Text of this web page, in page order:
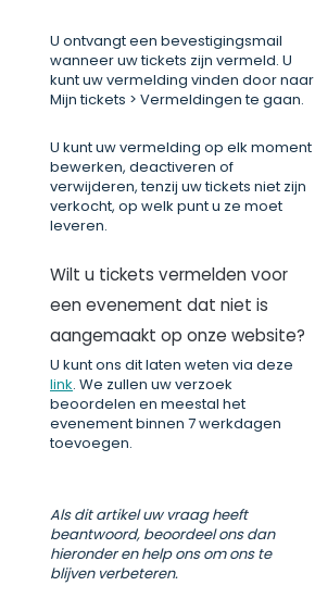
U ontvangt een bevestigingsmail
wanneer uw tickets zijn vermeld. U
kunt uw vermelding vinden door naar
Mijn tickets > Vermeldingen te gaan.
U kunt uw vermelding op elk moment
bewerken, deactiveren of
verwijderen, tenzij uw tickets niet zijn
verkocht, op welk punt u ze moet
leveren.
Wilt u tickets vermelden voor
een evenement dat niet is
aangemaakt op onze website?
U kunt ons dit laten weten via deze
link. We zullen uw verzoek
beoordelen en meestal het
evenement binnen 7 werkdagen
toevoegen.
Als dit artikel uw vraag heeft
beantwoord, beoordeel ons dan
hieronder en help ons om ons te
blijven verbeteren.